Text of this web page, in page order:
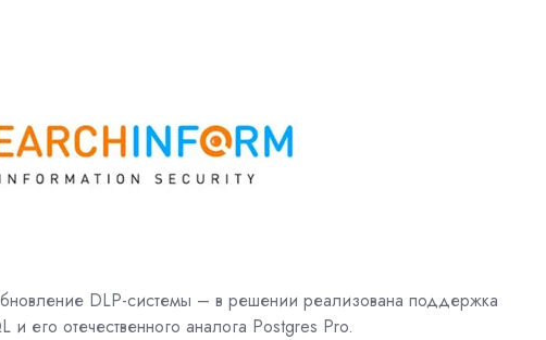
DLP-системы – в решении реализована поддержка
его отечественного аналога Postgres Pro.